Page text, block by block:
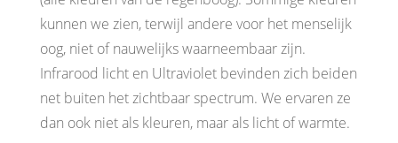
kunnen we zien, terwijl andere voor het menselijk
oog, niet of nauwelijks waarneembaar zijn.
Infrarood licht en Ultraviolet bevinden zich beiden
net buiten het zichtbaar spectrum. We ervaren ze
dan ook niet als kleuren, maar als licht of warmte.